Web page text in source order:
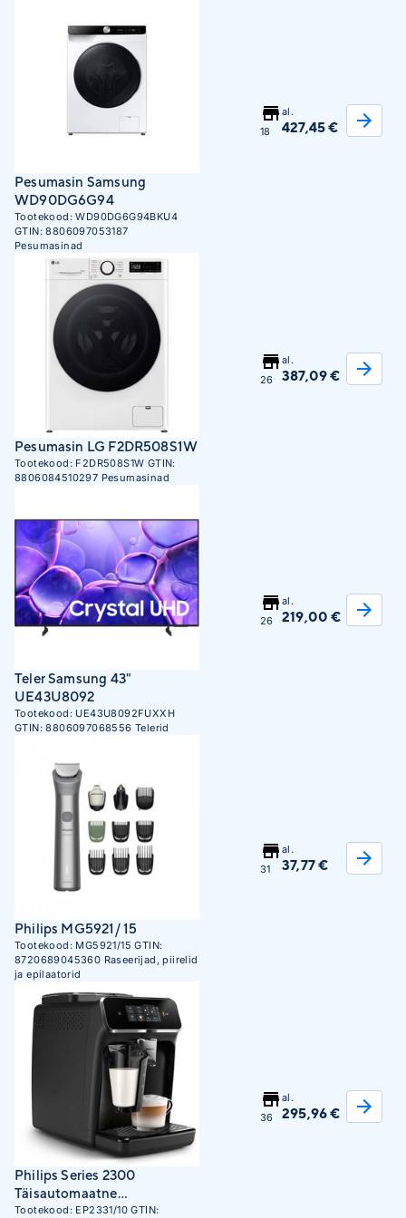
Pesumasin Samsung
WD90DG6G94
Tootekood:WD90DG6G94BKU4
GTIN:8806097053187
Pesumasinad
18
al.
427,45 €
Pesumasin LG F2DR508S1W
Tootekood: F2DR508S1W GTIN:
8806084510297 Pesumasinad
26
al.
387,09 €
Teler Samsung 43"
UE43U8092
Tootekood: UE43U8092FUXXH
GTIN:8806097068556 Telerid
26
al.
219,00 €
Philips MG5921/ 15
Tootekood: MG5921/15 GTIN:
8720689045360 Raseerijad, piirelid
ja epilaatorid
31
al.
37,77 €
Philips Series 2300
Täisautomaatne
espressomasin EP2331/10
Tootekood: EP2331/10 GTIN:
36
al.
295,96 €